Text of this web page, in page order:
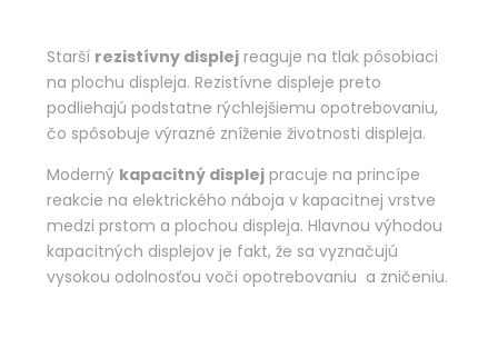
Starší rezistívny displej reaguje na tlak pôsobiaci
na plochu displeja. Rezistívne displeje preto
podliehajú podstatne rýchlejšiemu opotrebovaniu,
čo spôsobuje výrazné zníženie životnosti displeja.
Moderný kapacitný displej pracuje na princípe
reakcie na elektrického náboja v kapacitnej vrstve
medzi prstom a plochou displeja. Hlavnou výhodou
kapacitných displejov je fakt, že sa vyznačujú
vysokou odolnosťou voči opotrebovaniu a zničeniu.